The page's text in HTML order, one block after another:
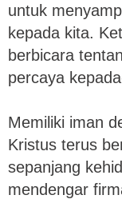
untuk
kepada kita.
berbicara
percaya
Memiliki iman
Kristus terus
sepanjang
mendengar